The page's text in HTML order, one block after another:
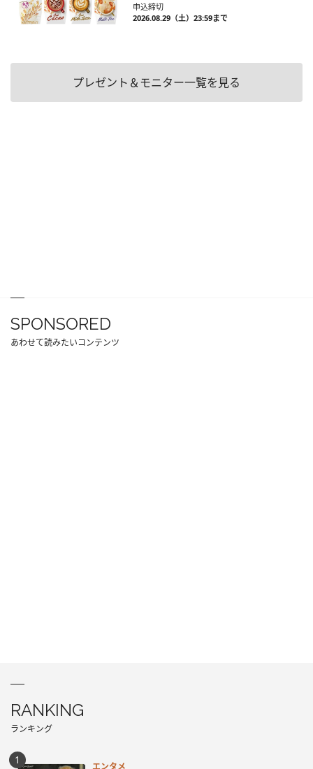
申込締切
2026.08.29（土）23:59まで
プレゼント＆モニター一覧を見る
SPONSORED
あわせて読みたいコンテンツ
RANKING
ランキング
エンタメ